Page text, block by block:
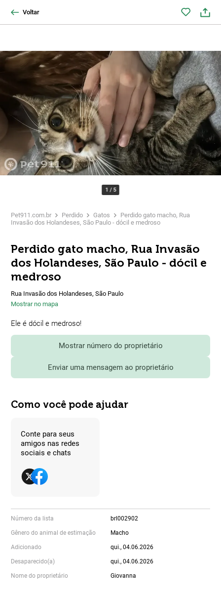
Voltar
1 / 5
Pet911.com.br Perdido Gatos
Perdido gato macho, Rua
Invasão dos Holandeses, São Paulo - dócil e medroso
Perdido gato macho, Rua Invasão
dos Holandeses, São Paulo - dócil e
medroso
Rua Invasão dos Holandeses, São Paulo
Mostrar no mapa
Ele é dócil e medroso!
Mostrar número do proprietário
Enviar uma mensagem ao proprietário
Como você pode ajudar
Conte para seus
amigos nas redes
sociais e chats
Número da lista brl002902
Gênero do animal de estimação Macho
Adicionado qui., 04.06.2026
Desaparecido(a) qui., 04.06.2026
Nome do proprietário Giovanna